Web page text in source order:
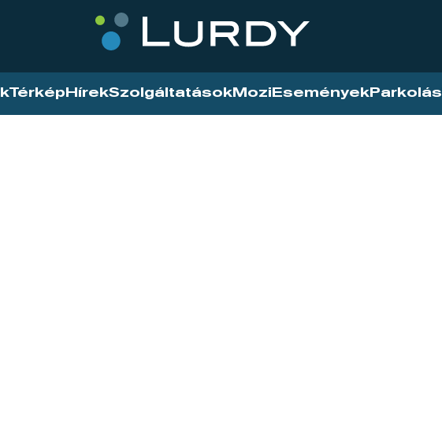
Térkép HírekSzolgáltatások Mozi Események Parkolás